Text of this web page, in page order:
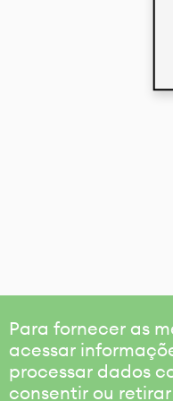
Para fornecer as
acessar
processar dados
consentir ou